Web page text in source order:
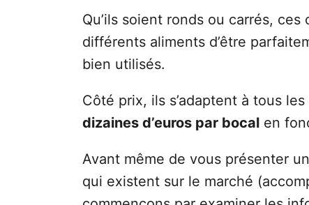
Qu’ils soient ronds ou carrés,
différents aliments d’être
bien utilisés.
Côté prix, ils s’adaptent à tous
dizaines d’euros par bocal en
Avant même de vous présenter
qui existent sur le marché